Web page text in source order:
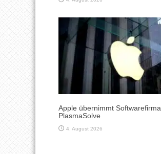
Apple übernimmt Softwarefirma
PlasmaSolve
4. August 2026